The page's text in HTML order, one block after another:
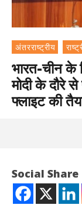
अंतरराष्ट्रीय
भारत-चीन के
मोदी के दौरे
फ्लाइट की
Social Share